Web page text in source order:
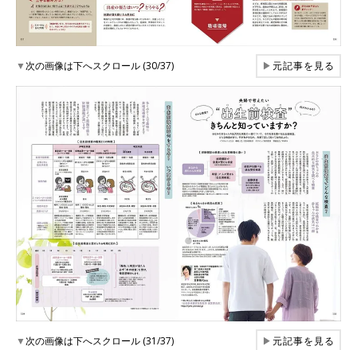
▼次の画像は下へスクロール (30/37) ▶元記事を見る
▼次の画像は下へスクロール (31/37) ▶元記事を見る